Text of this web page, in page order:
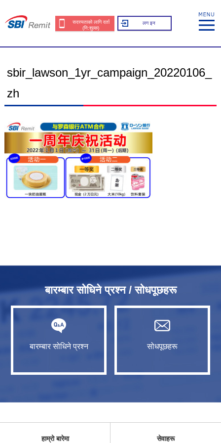
सदस्यताको लागि दर्ता
(नि:शुल्क)
लग इन
sbir_lawson_1yr_campaign_20220106_
zh
बारम्बार सोधिने प्रश्न / सोधपूछहरू
बारम्बार सोधिने प्रश्न सोधपूछहरू
हाम्रो बारेमा सेवाहरू